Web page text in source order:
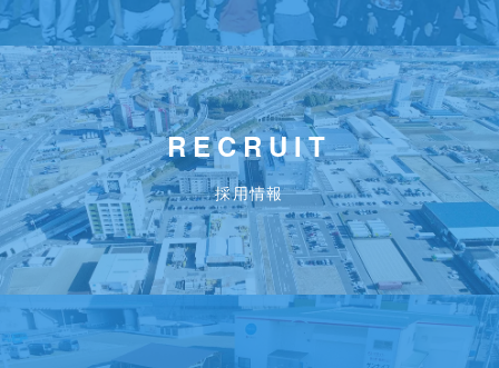
RECRUIT
採用情報